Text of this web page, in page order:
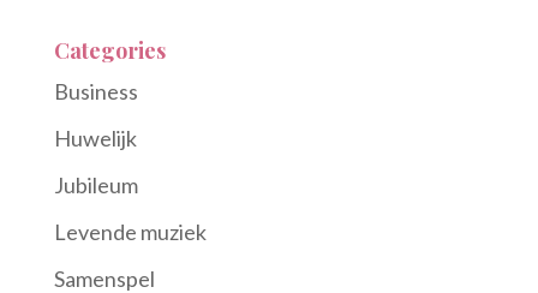
Categories
Business
Huwelijk
Jubileum
Levende muziek
Samenspel